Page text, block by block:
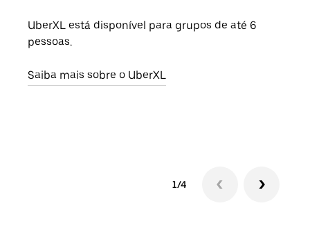
UberXL está disponível para grupos de até 6
pessoas.
Saiba mais sobre o UberXL
1/4